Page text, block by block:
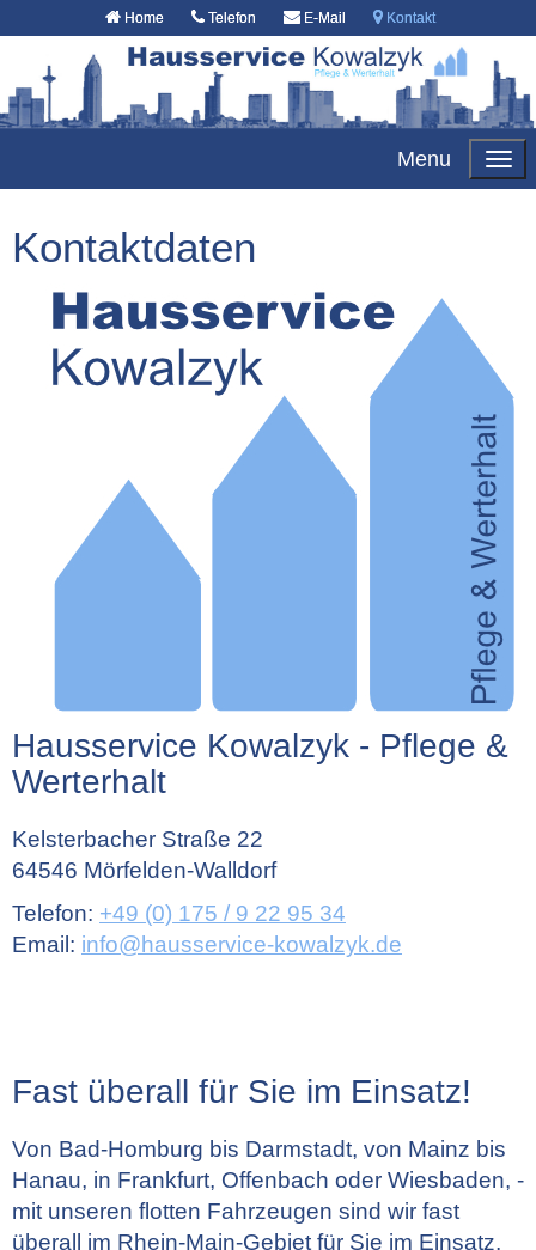
Home Telefon E-Mail Kontakt
Menu
Kontaktdaten
Hausservice Kowalzyk - Pflege &
Werterhalt
Kelsterbacher Straße 22
64546 Mörfelden-Walldorf
Telefon: +49 (0) 175 / 9 22 95 34
Email: info@hausservice-kowalzyk.de
Fast überall für Sie im Einsatz!
Von Bad-Homburg bis Darmstadt, von Mainz bis
Hanau, in Frankfurt, Offenbach oder Wiesbaden, -
mit unseren flotten Fahrzeugen sind wir fast
überall im Rhein-Main-Gebiet für Sie im Einsatz.